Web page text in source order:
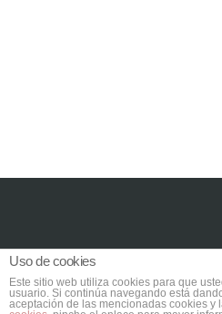
Contacta
Ctra. Vieja de Bunyola, Km. 8,2.
Uso de cookies
Este sitio web utiliza cookies para que
usuario. Si continúa navegando está
aceptación de las mencionadas cookies y